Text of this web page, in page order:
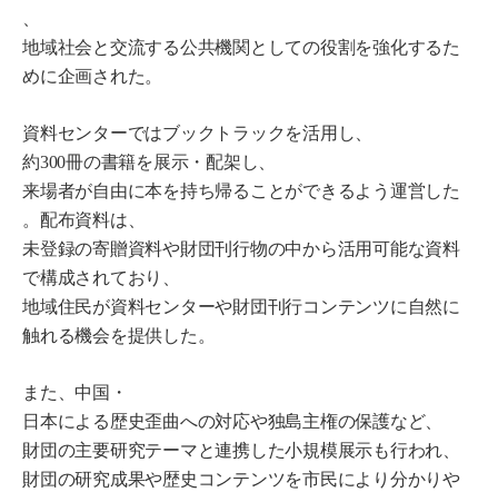
地域社会と交流する公共機関としての役割を強化するた
めに企画された。
資料センターではブックトラックを活用し、
約300冊の書籍を展示・配架し、
来場者が自由に本を持ち帰ることができるよう運営した
。配布資料は、
未登録の寄贈資料や財団刊行物の中から活用可能な資料
で構成されており、
地域住民が資料センターや財団刊行コンテンツに自然に
触れる機会を提供した。
また、中国・
日本による歴史歪曲への対応や独島主権の保護など、
財団の主要研究テーマと連携した小規模展示も行われ、
財団の研究成果や歴史コンテンツを市民により分かりや